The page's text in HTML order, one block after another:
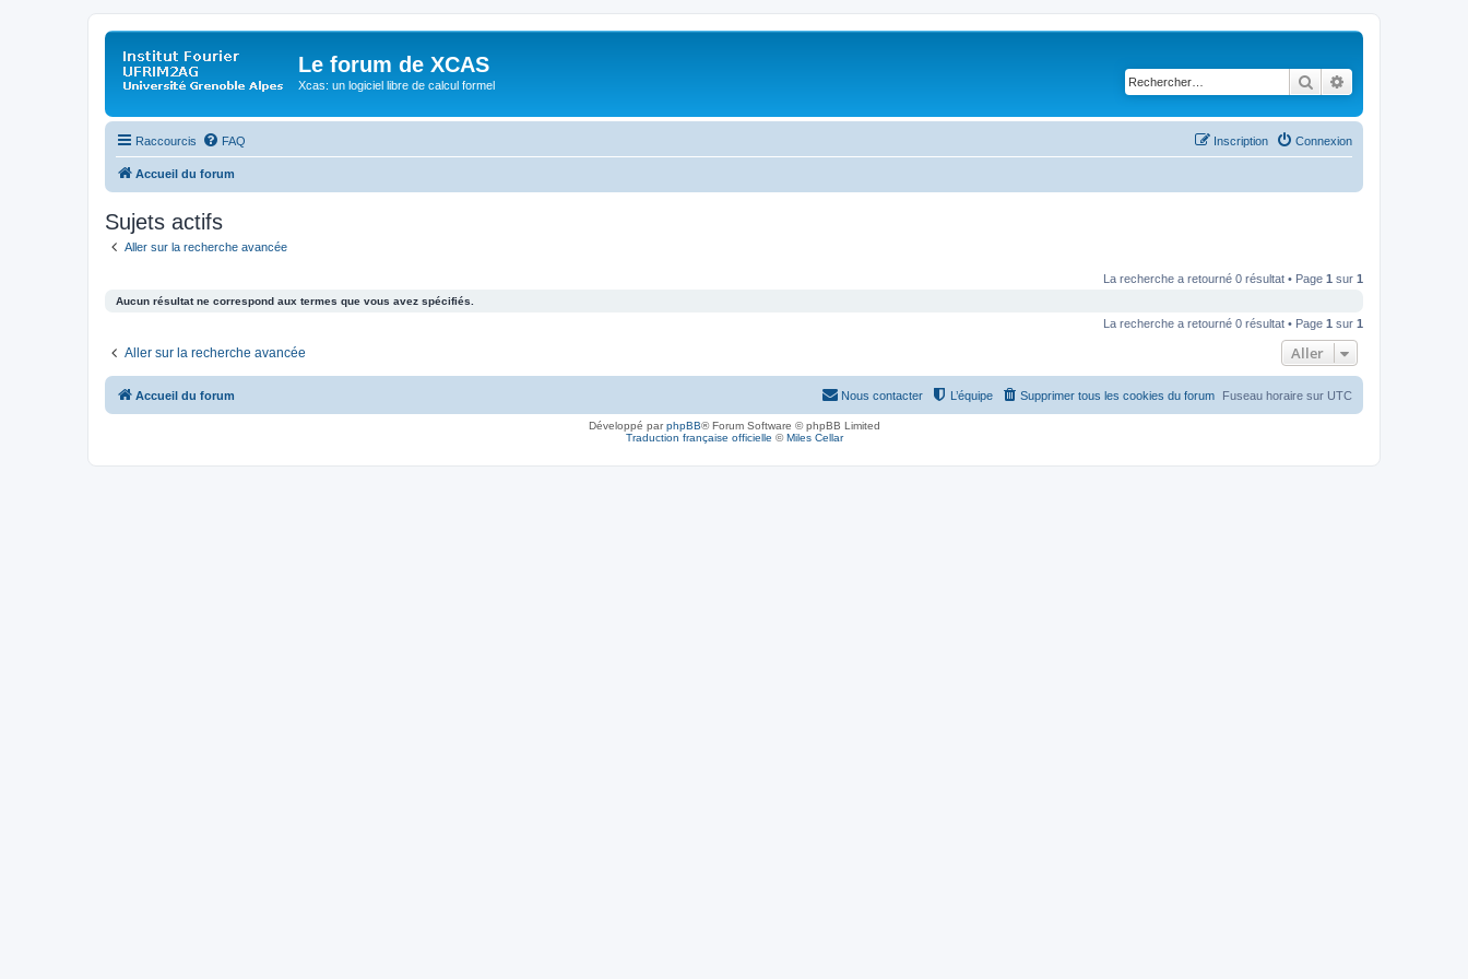
Le forum de XCAS
Xcas: un logiciel libre de calcul formel Rechercher
Raccourcis FAQ Connexion
Inscription
Accueil du forum
Sujets actifs
Aller sur la recherche avancée
La recherche a retourné 0 résultat • Page 1 sur 1
Aucun résultat ne correspond aux termes que vous avez spécifiés.
La recherche a retourné 0 résultat • Page 1 sur 1
Aller sur la recherche avancée Aller
Accueil du forum Fuseau horaire sur UTC
Supprimer tous les cookies du forum
L’équipe
Nous contacter
Développé parphpBB® Forum Software © phpBB Limited
Traduction française officielle ©Miles Cellar